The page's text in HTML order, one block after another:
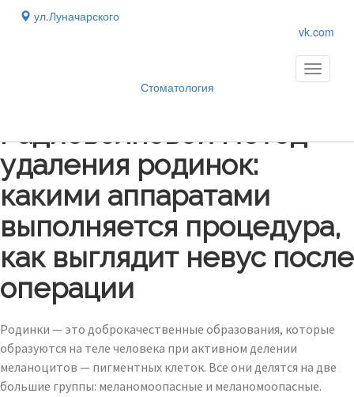
ул.Луначарского
vk.com
Стоматология
Toggle
Радиоволновой метод
удаления родинок:
какими аппаратами
выполняется процедура,
как выглядит невус после
операции
Родинки — это доброкачественные образования, которые
образуются на теле человека при активном делении
меланоцитов — пигментных клеток. Все они делятся на две
большие группы: меланомоопасные и меланомоопасные.